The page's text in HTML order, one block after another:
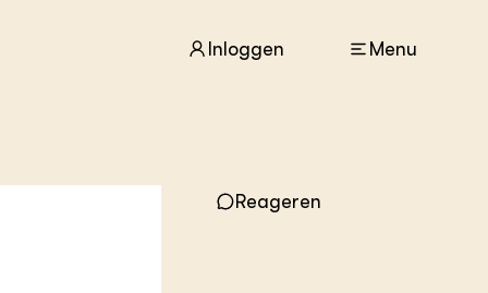
Inloggen Menu
Reageren